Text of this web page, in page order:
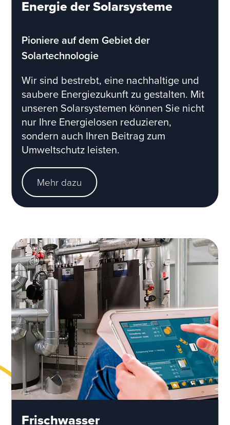
Energie der Solarsysteme
Pioniere auf dem Gebiet der
Solartechnologie
Wir sind bestrebt, eine nachhaltige und
saubere Energiezukunft zu gestalten. Mit
unseren Solarsystemen können Sie nicht
nur Ihre Energielosen reduzieren,
sondern auch Ihren Beitrag zum
Umweltschutz leisten.
Mehr dazu
Frischwasser